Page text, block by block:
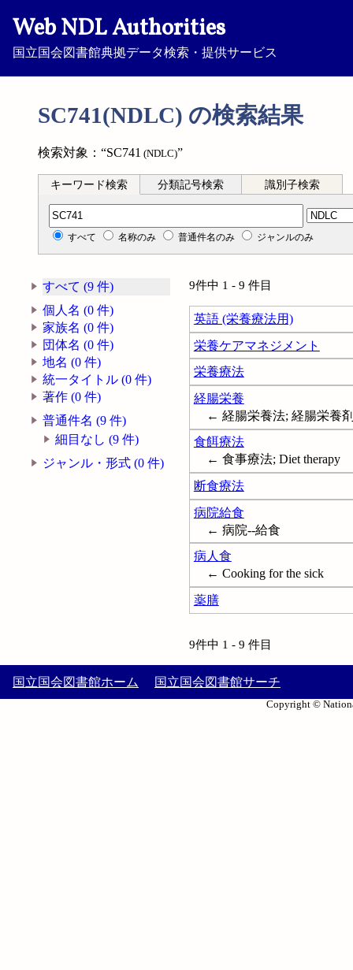
Web NDL Authorities
国立国会図書館典拠データ検索・提供サービス
SC741(NDLC) の検索結果
検索対象：“SC741 (NDLC)”
キーワード検索 分類記号検索 識別子検索
分類記号検索
すべて 名称のみ 普通件名のみ ジャンルのみ
すべて (9 件)
個人名 (0 件)
家族名 (0 件)
団体名 (0 件)
地名 (0 件)
統一タイトル (0 件)
著作 (0 件)
普通件名 (9 件)
細目なし (9 件)
ジャンル・形式 (0 件)
9件中 1 - 9 件目
英語 (栄養療法用)
栄養ケアマネジメント
栄養療法
経腸栄養
← 経腸栄養法; 経腸栄養剤
食餌療法
← 食事療法; Diet therapy
断食療法
病院給食
← 病院--給食
病人食
← Cooking for the sick
薬膳
9件中 1 - 9 件目
国立国会図書館ホーム 国立国会図書館サーチ
Copyright ©